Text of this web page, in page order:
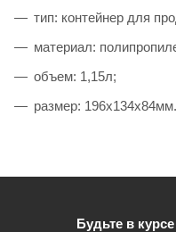
тип: контейнер для
материал:
объем: 1,15л;
размер: 196x134x84мм.
Будьте в